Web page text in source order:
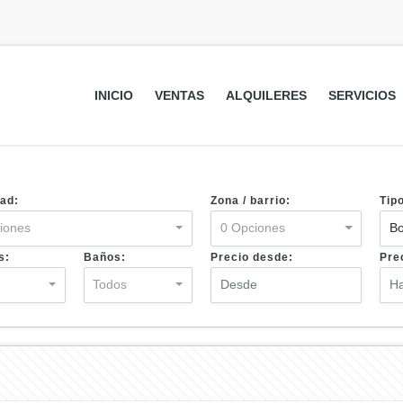
INICIO VENTAS ALQUILERES SERVICIOS
Zona / barrio:
0 Opciones
Baños:
Todos
Precio desde: